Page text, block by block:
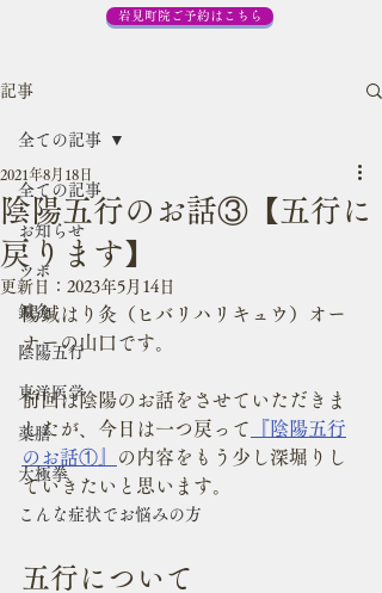
岩見町院ご予約はこちら
記事
全ての記事
お知らせ
ツボ
鍼灸
陰陽五行
東洋医学
薬膳
太極拳
こんな症状でお悩みの方
全ての記事
陰陽五行のお話③【五行に
戻ります】
2021年8月18日
更新日： 2023年5月14日
陽鍼はり灸（ヒバリハリキュウ）オー
ナーの山口です。
前回は陰陽のお話をさせていただきま
したが、今日は一つ戻って
『陰陽五行
のお話①』
の内容をもう少し深堀りし
ていきたいと思います。
五行について